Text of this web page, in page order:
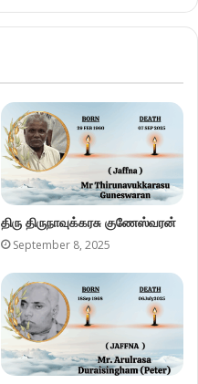
திரு திருநாவுக்கரசு குணேஸ்வரன்
September 8, 2025